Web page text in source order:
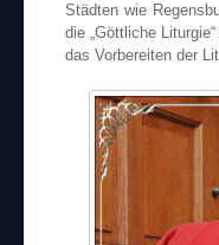
Städten wie
die „Göttliche
das Vorbereiten der